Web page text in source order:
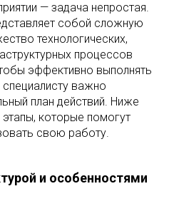
— задача непростая.
собой сложную
технологических,
процессов
эффективно выполнять
важно
план действий. Ниже
которые помогут
свою работу.
и особенностями